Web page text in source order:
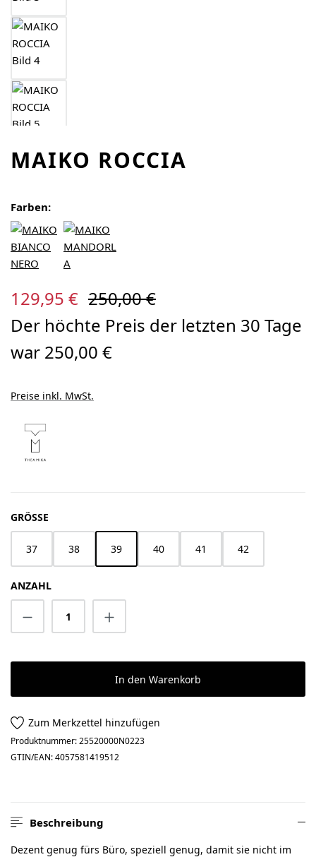
MAIKO ROCCIA
Farben:
Verkaufspreis:
129,95 € Regulärer Preis:
250,00 €
Der höchte Preis der letzten 30 Tage
war 250,00 €
Preise inkl. MwSt.
GRÖSSE
37 38 39 40 41 42
ANZAHL
Produkt Anzahl: Gib den gewünschten
In den Warenkorb
Zum Merkzettel hinzufügen
Produktnummer:25520000N0223
GTIN/EAN:4057581419512
Beschreibung
Dezent genug fürs Büro, speziell genug, damit sie nicht im